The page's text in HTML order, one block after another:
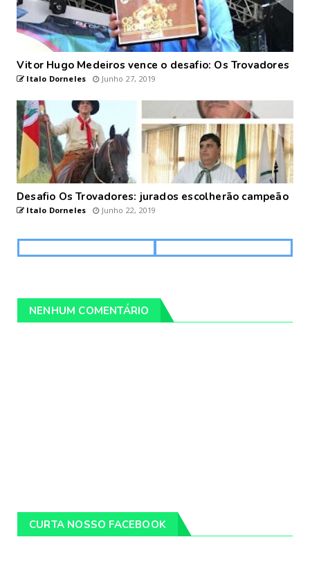
Vitor Hugo Medeiros vence o desafio: Os Trovadores
Italo Dorneles Junho 27, 2019
Desafio Os Trovadores: jurados escolherão campeão
Italo Dorneles Junho 22, 2019
NENHUM COMENTÁRIO
CURTA NOSSO FACEBOOK